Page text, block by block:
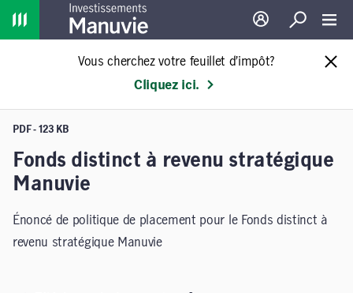
Home
Ouverture de
Recherche
Vous cherchez votre feuillet d’impôt?
Cliquez ici.
PDF - 123 KB
Fonds distinct à revenu stratégique
Manuvie
Énoncé de politique de placement pour le Fonds distinct à
revenu stratégique Manuvie